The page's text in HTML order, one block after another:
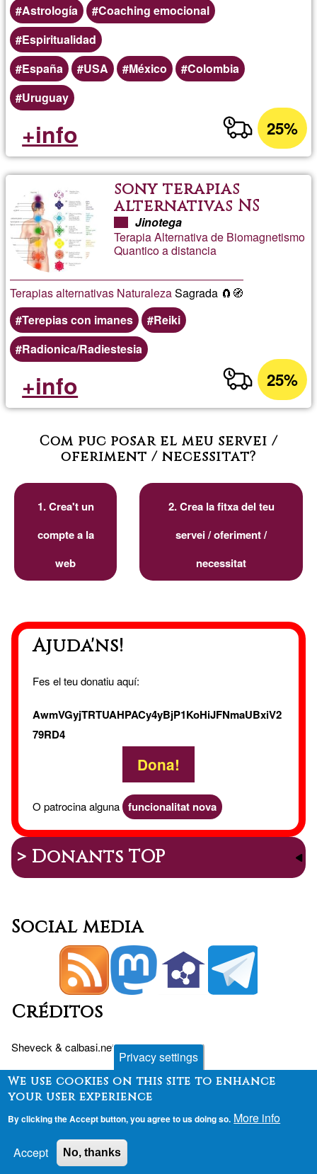
Astrología
Coaching emocional
Espiritualidad
España
USA México
Colombia
Uruguay
25%
+info
sony terapias
alternativas NS
Jinotega
Terapia Alternativa de Biomagnetismo
Quantico a distancia
Terapias alternativas NaturalezaSagrada 🧲🧭
Terepias con imanes
Reiki
Radionica/Radiestesia
25%
+info
Com puc posar el meu servei /
oferiment / necessitat?
1. Crea't un
compte a la
web
2. Crea la fitxa del teu
servei / oferiment /
necessitat
Ajuda'ns!
Fes el teu donatiu aquí:
AwmVGyjTRTUAHPACy4yBjP1KoHiJFNmaUBxiV2
79RD4
Dona!
O patrocina alguna funcionalitat nova
> Donants TOP
Social media
Créditos
Sheveck&calbasi.net+Drupal
Peu Contact Fòrum
Finançament
Privacy settings
We use cookies on this site to enhance
your user experience
By clicking the Accept button, you agree to us doing so. More info
Accept No, thanks